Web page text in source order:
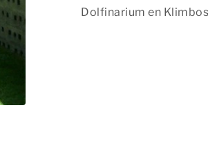
Dolfinarium en